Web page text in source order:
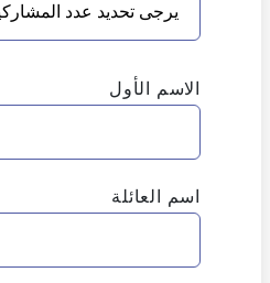
الاسم الأول
اسم العائلة